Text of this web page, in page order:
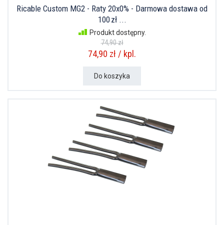
Ricable Custom MG2 - Raty 20x0% - Darmowa dostawa od
100 zł ...
Produkt dostępny.
74,90 zł
74,90 zł / kpl.
Do koszyka